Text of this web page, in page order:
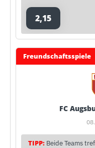
2,15
Freundschaftsspiele
FC
TIPP: Beide Teams